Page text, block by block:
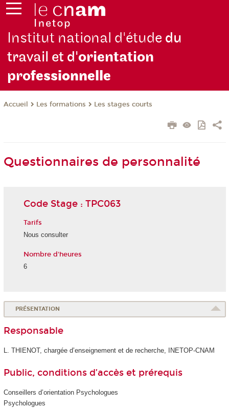
Institut national d'étude du
travail et d'orientation
professionnelle
Accueil Les formations Les stages courts
Questionnaires de personnalité
Code Stage : TPC063
Tarifs
Nous consulter
Nombre d'heures
6
PRÉSENTATION
Responsable
L. THIENOT, chargée d’enseignement et de recherche, INETOP-CNAM
Public, conditions d’accès et prérequis
Conseillers d’orientation Psychologues
Psychologues